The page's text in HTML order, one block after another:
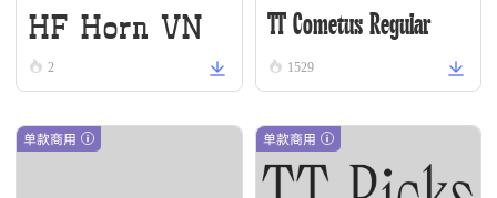
HF Horn VN
2
TT Cometus Regular
1529
单款商用 单款商用